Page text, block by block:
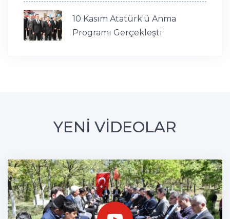
10 Kasım Atatürk'ü Anma
Programı Gerçekleşti
YENİ VİDEOLAR